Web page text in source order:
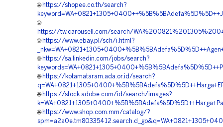
🌐 https://shopee.co.th/search?
🌐
https://tw.carousell.com/search/
🌐 https://www.ebay.pl/sch/i.html?
🌐 https://sa.linkedin.com/jobs/search?
🌐 https://kotamataram.ada.or.id/search?
🌐 https://stock.adobe.com/id/search/images?
🌐 https://www.shop.com.mm/catalog/?